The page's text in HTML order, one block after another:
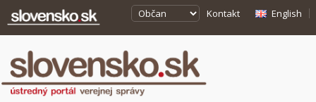
Kontakt English